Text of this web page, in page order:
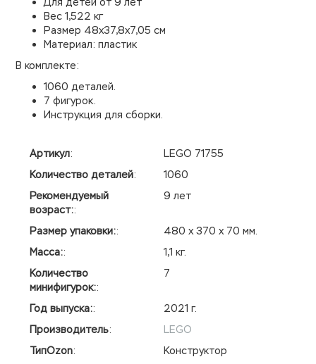
Вес 1,522 кг
Размер 48x37,8x7,05 см
Материал: пластик
В комплекте:
1060 деталей.
7 фигурок.
Инструкция для сборки.
Артикул:
LEGO 71755
Количество деталей:
1060
Рекомендуемый
возраст::
9 лет
Размер упаковки::
480 х 370 х 70 мм.
Масса::
1,1 кг.
Количество
минифигурок::
7
Год выпуска::
2021 г.
Производитель:
LEGO
ТипOzon:
Конструктор